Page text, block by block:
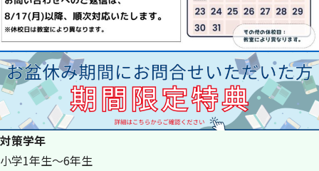
対策学年
小学1年生～6年生